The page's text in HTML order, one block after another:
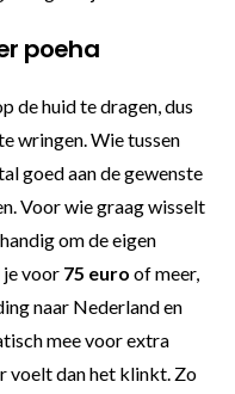
poeha
de huid te dragen, dus
wringen. Wie tussen
goed aan de gewenste
Voor wie graag wisselt
om de eigen
je voor 75 euro of meer,
naar Nederland en
mee voor extra
voelt dan het klinkt. Zo